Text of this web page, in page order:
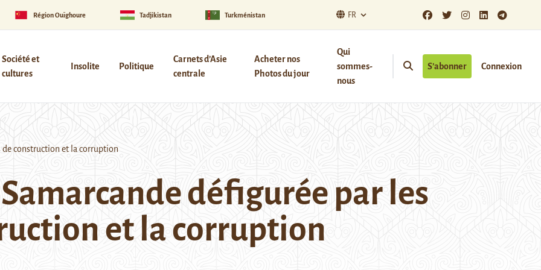
Région Ouïghoure Tadjikistan Turkménistan FR
Société et
cultures
Insolite Politique
Carnets d’Asie
centrale
Acheter nos
Photos du jour
Qui
sommes-
nous
S’abonner Connexion
construction et la corruption
défigurée par les
et la corruption